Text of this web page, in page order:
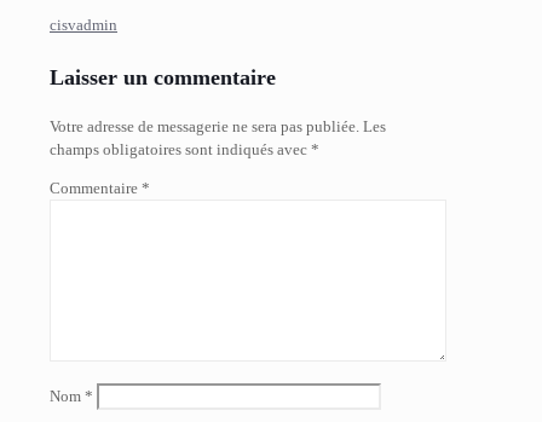
cisvadmin
Laisser un commentaire
Votre adresse de messagerie ne sera pas publiée. Les
champs obligatoires sont indiqués avec *
Commentaire *
Nom *